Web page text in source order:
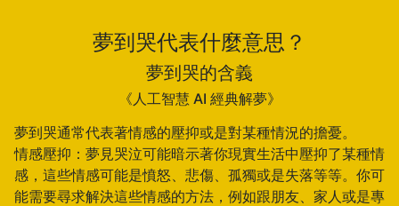
夢到哭代表什麼意思？
夢到哭的含義
《人工智慧 AI 經典解夢》
夢到哭通常代表著情感的壓抑或是對某種情況的擔憂。
情感壓抑：夢見哭泣可能暗示著你現實生活中壓抑了某種情
感，這些情感可能是憤怒、悲傷、孤獨或是失落等等。你可
能需要尋求解決這些情感的方法，例如跟朋友、家人或是專